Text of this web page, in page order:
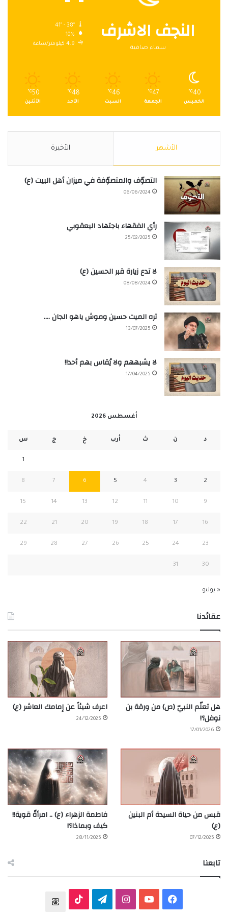
النجف الاشرف
سماء صافية
10%
4.9 كيلومتر/ساعة
40
℃
الخميس
47
℃
الجمعة
46
℃
السبت
48
℃
الأحد
50
℃
الأثنين
الأشهر الأخيرة
التصوّف والمتصوّفة في ميزان أهل البيت (ع)
06/06/2024
رأي الفقهاء باجتهاد اليعقوبي
25/02/2025
لا تدع زيارة قبر الحسين (ع)
08/08/2024
تره الميت حسين وموش ياهو الجان ….
13/07/2025
لا يشبههم ولا يُقاس بهم أحد!!
17/04/2025
أغسطس 2026
د ن ث أرب خ ج س
1
2
3
4
5
6
7
8
9
10
11
12
13
14
15
16
17
18
19
20
21
22
23
24
25
26
27
28
29
30
31
« يوليو
عقائدنا
هل تعلّم النبيّ (ص) من ورقة بن
نوفل؟!
17/01/2026
اعرف شيئاً عن إمامك العاشر (ع)
24/12/2025
قبس من حياة السيدة أم البنين
(ع)
07/12/2025
فاطمة الزهراء (ع) .. امرأةٌ قوية!!
كيف وبماذا؟!
28/11/2025
تابعنا